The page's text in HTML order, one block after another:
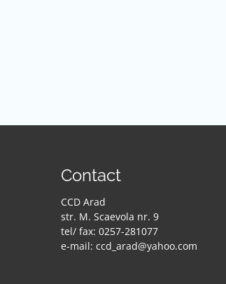
Contact
CCD Arad
str. M. Scaevola nr. 9
tel/ fax: 0257-281077
e-mail: ccd_arad@yahoo.com